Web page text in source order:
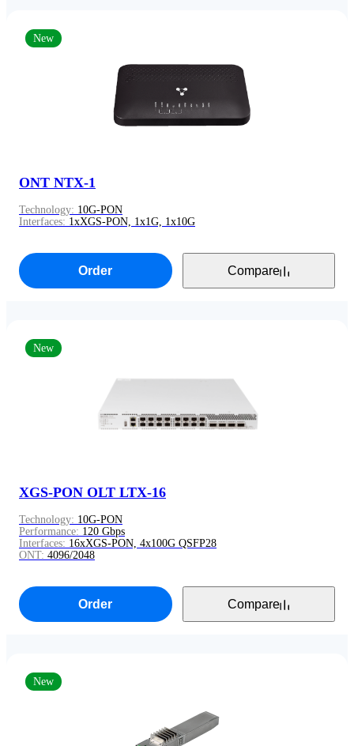
ONT NTX-1
Technology: 10G-PON
Interfaces: 1xXGS-PON, 1x1G, 1x10G
New
Order Compare
XGS-PON OLT LTX-16
Technology: 10G-PON
Performance: 120 Gbps
Interfaces: 16xXGS-PON, 4x100G QSFP28
ONT: 4096/2048
New
Order Compare
New